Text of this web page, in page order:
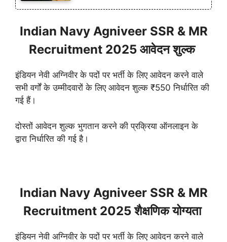
Indian Navy Agniveer SSR & MR
Recruitment 2025 आवेदन शुल्क
इंडियन नेवी अग्निवीर के पदों पर भर्ती के लिए आवेदन करने वाले
सभी वर्गों के उम्मीदवारों के लिए आवेदन शुल्क ₹550 निर्धारित की
गई हैं।
दोस्तों आवेदन शुल्क भुगतान करने की प्रक्रिया ऑनलाइन के
द्वारा निर्धारित की गई है।
Indian Navy Agniveer SSR & MR
Recruitment 2025 शैक्षणिक योग्यता
इंडियन नेवी अग्निवीर के पदों पर भर्ती के लिए आवेदन करने वाले